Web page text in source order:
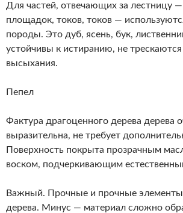
Для частей, отвечающих за лестницу —
площадок, токов, токов —
породы. Это дуб, ясень, бук,
устойчивы к истиранию, не трескаются
высыхания.
Пепел
Фактура драгоценного дерева дерева
выразительна, не требует
Поверхность покрыта прозрачным
воском, подчеркивающим
Важный. Прочные и прочные элементы
дерева. Минус — материал сложно